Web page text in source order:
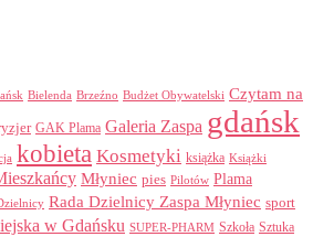
Bielenda Brzeźno Budżet Obywatelski Czytam na
GAK Plama Galeria Zaspa gdańsk
kobieta Kosmetyki książka Książki
Młyniec pies Pilotów Plama
Rada Dzielnicy Zaspa Młyniec sport
w Gdańsku SUPER-PHARM Szkoła Sztuka